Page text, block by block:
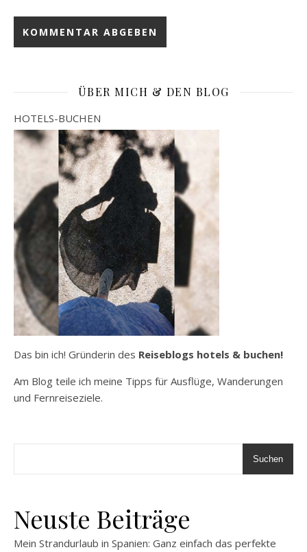
ÜBER MICH & DEN BLOG
HOTELS-BUCHEN
Das bin ich! Gründerin des Reiseblogs hotels & buchen!
Am Blog teile ich meine Tipps für Ausflüge, Wanderungen
und Fernreiseziele.
Suchen
Neuste Beiträge
Mein Strandurlaub in Spanien: Ganz einfach das perfekte